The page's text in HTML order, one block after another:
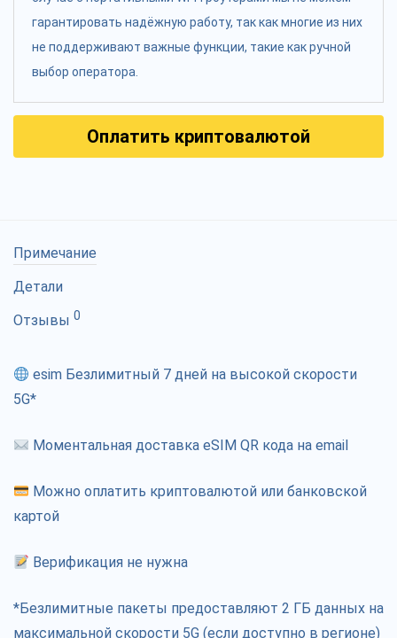
гарантировать надёжную работу, так как многие из них
не поддерживают важные функции, такие как ручной
выбор оператора.
Оплатить криптовалютой
Примечание
Детали
Отзывы 0
esim Безлимитный 7 дней на высокой скорости
5G*
Моментальная доставка eSIM QR кода на email
Можно оплатить криптовалютой или банковской
картой
Верификация не нужна
*Безлимитные пакеты предоставляют 2 ГБ данных на
максимальной скорости 5G (если доступно в регионе)